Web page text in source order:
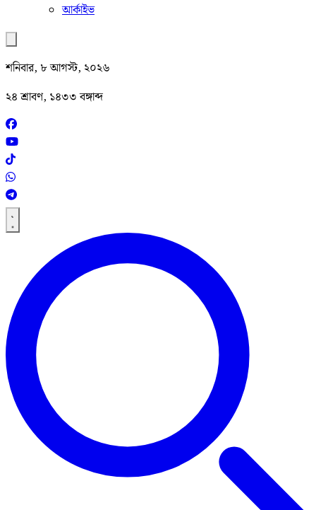
আর্কাইভ
শনিবার, ৮ আগস্ট, ২০২৬
২৪ শ্রাবণ, ১৪৩৩ বঙ্গাব্দ